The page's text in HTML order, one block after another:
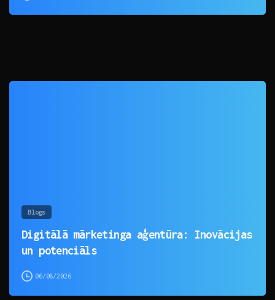
Blogs
Digitālā mārketinga aģentūra: Inovācijas
un potenciāls
06/08/2026